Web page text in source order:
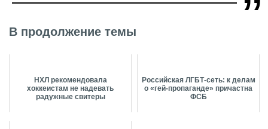
В продолжение темы
НХЛ рекомендовала
хоккеистам не надевать
радужные свитеры
Российская ЛГБТ-сеть: к делам
о «гей-пропаганде» причастна
ФСБ